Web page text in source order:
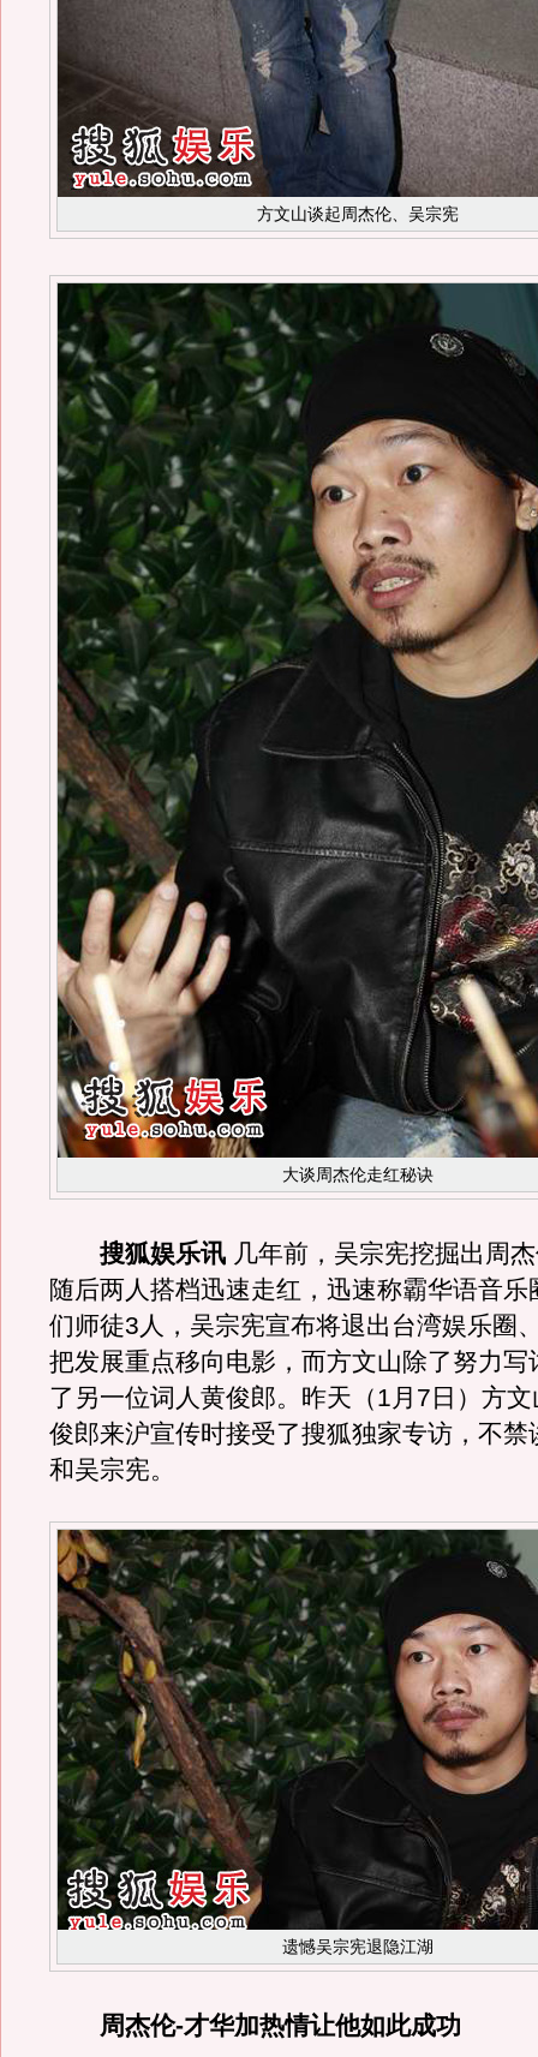
方文山谈起周杰伦、吴宗宪
大谈周杰伦走红秘诀
搜狐娱乐讯 几年前，吴宗宪挖掘出周
随后两人搭档迅速走红，迅速称霸华语音乐
们师徒3人，吴宗宪宣布将退出台湾娱乐圈
把发展重点移向电影，而方文山除了努力写
了另一位词人黄俊郎。昨天（1月7日）方文
俊郎来沪宣传时接受了搜狐独家专访，不禁
和吴宗宪。
遗憾吴宗宪退隐江湖
周杰伦-才华加热情让他如此成功